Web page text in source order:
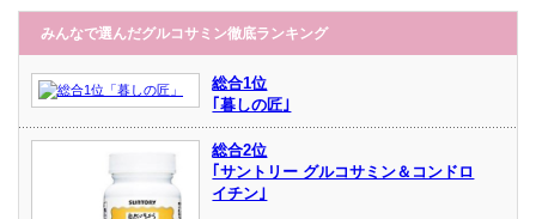
みんなで選んだグルコサミン徹底ランキング
総合1位
｢暮しの匠｣
総合2位
｢サントリー グルコサミン＆コンドロ
イチン｣